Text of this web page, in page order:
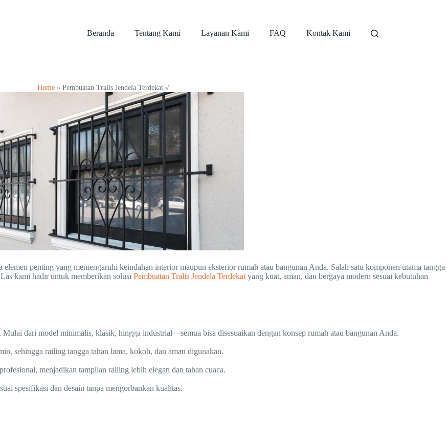
Beranda Tentang Kami Layanan Kami FAQ Kontak Kami
Home » Pembuatan Tralis Jendela Terdekat √
penting yang memengaruhi keindahan interior maupun eksterior rumah atau bangunan Anda. Salah satu komponen utama tangga
kami hadir untuk memberikan solusi Pembuatan Tralis Jendela Terdekat yang kuat, aman, dan bergaya modern sesuai kebutuhan
dari model minimalis, klasik, hingga industrial—semua bisa disesuaikan dengan konsep rumah atau bangunan Anda.
sehingga railing tangga tahan lama, kokoh, dan aman digunakan.
menjadikan tampilan railing lebih elegan dan tahan cuaca.
spesifikasi dan desain tanpa mengorbankan kualitas.